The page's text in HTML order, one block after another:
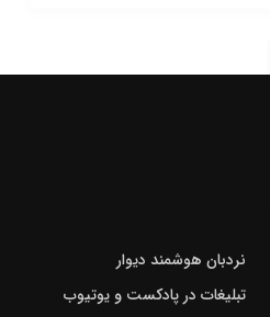
نردبان هوشمند دیوار
تبلیغات در پادکست و یوتیوب